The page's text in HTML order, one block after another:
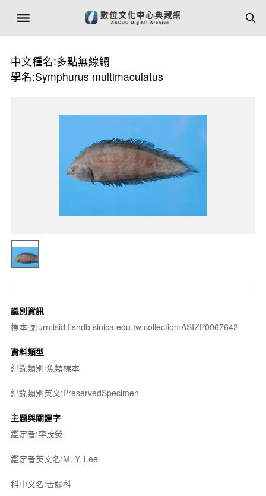
中文種名:多點無線鰨
學名:Symphurus multimaculatus
識別資訊
標本號:urn:lsid:fishdb.sinica.edu.tw:collection:ASIZP0067642
資料類型
紀錄類別:魚類標本
紀錄類別英文:PreservedSpecimen
主題與關鍵字
鑑定者:李茂熒
鑑定者英文名:M. Y. Lee
科中文名:舌鰨科